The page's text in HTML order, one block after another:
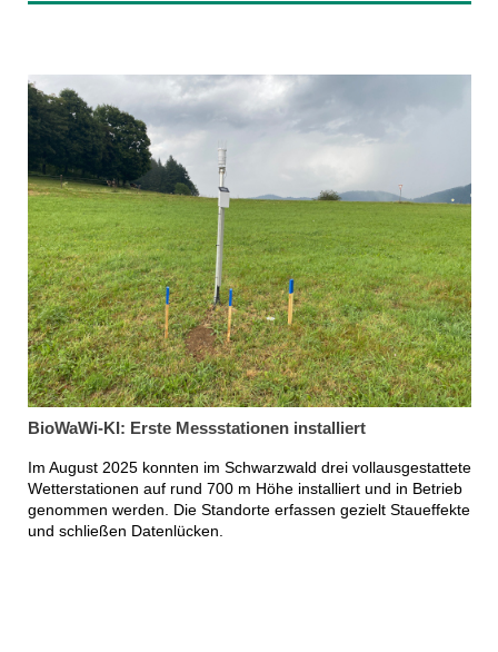
BioWaWi-KI: Erste Messstationen installiert
Im August 2025 konnten im Schwarzwald drei vollausgestattete
Wetterstationen auf rund 700 m Höhe installiert und in Betrieb
genommen werden. Die Standorte erfassen gezielt Staueffekte
und schließen Datenlücken.